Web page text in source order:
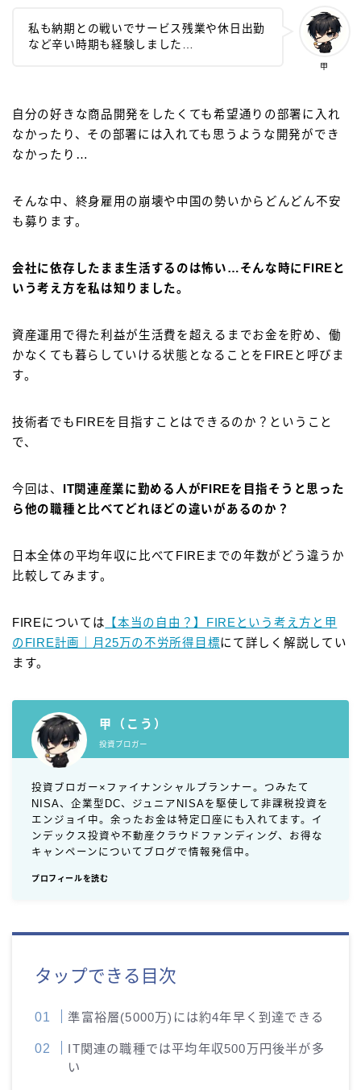
甲
私も納期との戦いでサービス残業や休日出勤
など辛い時期も経験しました…
自分の好きな商品開発をしたくても希望通りの部署に入れ
なかったり、その部署には入れても思うような開発ができ
なかったり…
そんな中、終身雇用の崩壊や中国の勢いからどんどん不安
も募ります。
会社に依存したまま生活するのは怖い…そんな時にFIREと
いう考え方を私は知りました。
資産運用で得た利益が生活費を超えるまでお金を貯め、働
かなくても暮らしていける状態となることをFIREと呼びま
す。
技術者でもFIREを目指すことはできるのか？ということ
で、
今回は、 IT関連産業に勤める 人がFIREを目指そうと思った
ら他の職種と比べてどれほどの違いがあるのか？
日本全体の平均年収に比べてFIREまでの年数がどう違うか
比較してみます。
FIREについては 【本当の自由？】FIREという考え方と甲
のFIRE計画｜月25万の不労所得目標にて詳しく解説してい
ます。
甲（こう）
投資ブロガー
投資ブロガー×ファイナンシャルプランナー。つみたて
NISA、企業型DC、ジュニアNISAを駆使して非課税投資を
エンジョイ中。余ったお金は特定口座にも入れてます。イ
ンデックス投資や不動産クラウドファンディング、お得な
キャンペーンについてブログで情報発信中。
プロフィールを読む
タップできる目次
準富裕層(5000万)には約4年早く到達できる
IT関連の職種では平均年収500万円後半が多
い